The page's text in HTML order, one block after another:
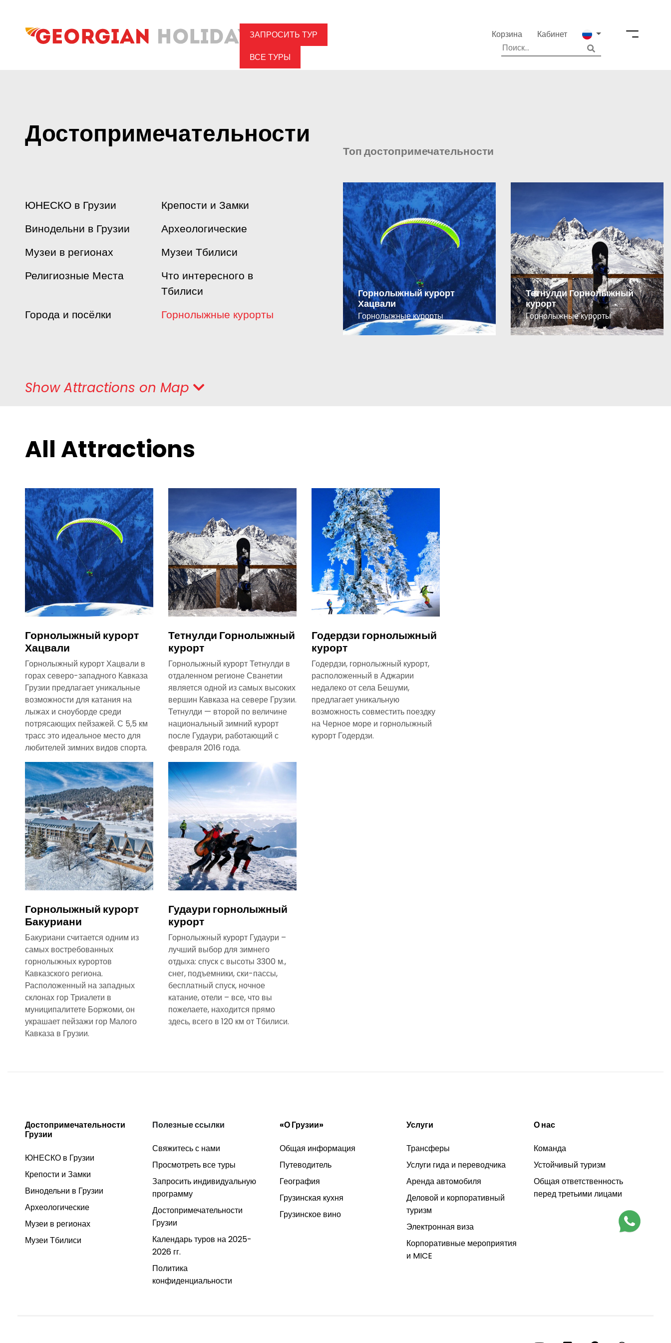
ЗАПРОСИТЬ ТУР
ВСЕ ТУРЫ
Кабинет
Корзина
Достопримечательности
ЮНЕСКО в Грузии
Крепости и Замки
Винодельни в Грузии
Археологические
Музеи в регионах
Музеи Тбилиси
Религиозные Места
Что интересного в
Тбилиси
Города и посёлки
Горнолыжные курорты
Топ достопримечательности
Горнолыжный курорт
Хацвали
Горнолыжные курорты
Тетнулди Горнолыжный
курорт
Горнолыжные курорты
ShowAttractions on Map
All Attractions
Горнолыжный курорт
Хацвали
Горнолыжный курорт Хацвали в
горах северо-западного Кавказа
Грузии предлагает уникальные
возможности для катания на
лыжах и сноуборде среди
потрясающих пейзажей. С 5,5 км
трасс это идеальное место для
любителей зимних видов спорта.
Тетнулди Горнолыжный
курорт
Горнолыжный курорт Тетнулди в
отдаленном регионе Сванетии
является одной из самых высоких
вершин Кавказа на севере Грузии.
Тетнулди — второй по величине
национальный зимний курорт
после Гудаури, работающий с
февраля 2016 года.
Годердзи горнолыжный
курорт
Годердзи, горнолыжный курорт,
расположенный в Аджарии
недалеко от села Бешуми,
предлагает уникальную
возможность совместить поездку
на Черное море и горнолыжный
курорт Годердзи.
Горнолыжный курорт
Бакуриани
Бакуриани считается одним из
самых востребованных
горнолыжных курортов
Кавказского региона.
Расположенный на западных
склонах гор Триалети в
муниципалитете Боржоми, он
украшает пейзажи гор Малого
Кавказа в Грузии.
Гудаури горнолыжный
курорт
Горнолыжный курорт Гудаури –
лучший выбор для зимнего
отдыха: спуск с высоты 3300 м.,
снег, подъемники, ски-пассы,
бесплатный спуск, ночное
катание, отели – все, что вы
пожелаете, находится прямо
здесь, всего в 120 км от Тбилиси.
Достопримечательности
Грузии
ЮНЕСКО в Грузии
Крепости и Замки
Винодельни в Грузии
Археологические
Музеи в регионах
Музеи Тбилиси
Полезные ссылки
Свяжитесь с нами
Просмотреть все туры
Запросить индивидуальную
программу
Достопримечательности
Грузии
Календарь туров на 2025-
2026 гг.
Политика
конфиденциальности
«О Грузии»
Общая информация
Путеводитель
География
Грузинская кухня
Грузинское вино
Услуги
Трансферы
Услуги гида и переводчика
Аренда автомобиля
Деловой и корпоративный
туризм
Электронная виза
Корпоративные мероприятия
и MICE
О нас
Команда
Устойчивый туризм
Общая ответственность
перед третьими лицами